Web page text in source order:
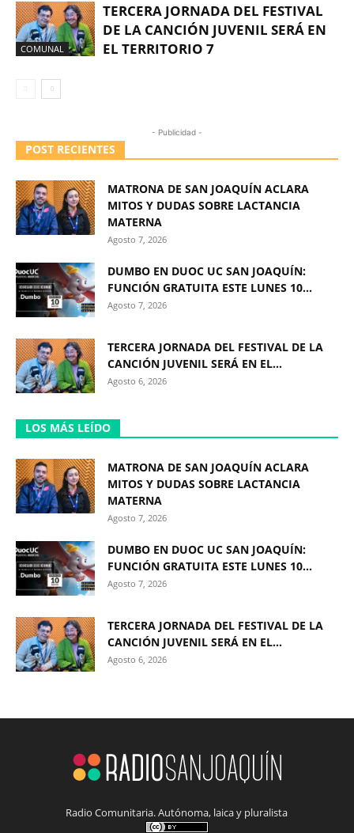
COMUNAL
TERCERA JORNADA DEL FESTIVAL
DE LA CANCIÓN JUVENIL SERÁ EN
EL TERRITORIO 7
- Publicidad -
POST RECIENTES
MATRONA DE SAN JOAQUÍN ACLARA
MITOS Y DUDAS SOBRE LACTANCIA
MATERNA
Agosto 7, 2026
DUMBO EN DUOC UC SAN JOAQUÍN:
FUNCIÓN GRATUITA ESTE LUNES 10...
Agosto 7, 2026
TERCERA JORNADA DEL FESTIVAL DE LA
CANCIÓN JUVENIL SERÁ EN EL...
Agosto 6, 2026
LOS MÁS LEÍDO
MATRONA DE SAN JOAQUÍN ACLARA
MITOS Y DUDAS SOBRE LACTANCIA
MATERNA
Agosto 7, 2026
DUMBO EN DUOC UC SAN JOAQUÍN:
FUNCIÓN GRATUITA ESTE LUNES 10...
Agosto 7, 2026
TERCERA JORNADA DEL FESTIVAL DE LA
CANCIÓN JUVENIL SERÁ EN EL...
Agosto 6, 2026
Radio Comunitaria. Autónoma, laica y pluralista